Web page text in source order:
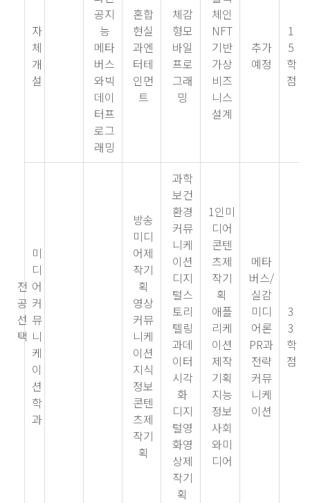
전
공
선
택
자
체
개
설
공지
능
메타
버스
와빅
데이
터프
로그
래밍
혼합
현실
과엔
터테
인먼
트
체감
형모
바일
프로
그래
밍
체인
NFT
기반
가상
비즈
니스
설계
추가
예정
1
5
학
점
미
디
어
커
뮤
니
케
이
션
학
과
방송
미디
어제
작기
획
영상
커뮤
니케
이션
지식
정보
콘텐
츠제
작기
획
과학
보건
환경
커뮤
니케
이션
디지
털스
토리
텔링
과데
이터
시각
화
디지
털영
화영
상제
작기
획
1인미
디어
콘텐
츠제
작기
획
애플
리케
이션
제작
기획
지능
정보
사회
와미
디어
메타
버스/
실감
미디
어론
PR과
전략
커뮤
니케
이션
3
3
학
점